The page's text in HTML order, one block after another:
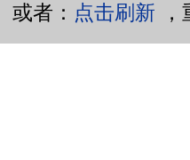
或者： 点击刷新